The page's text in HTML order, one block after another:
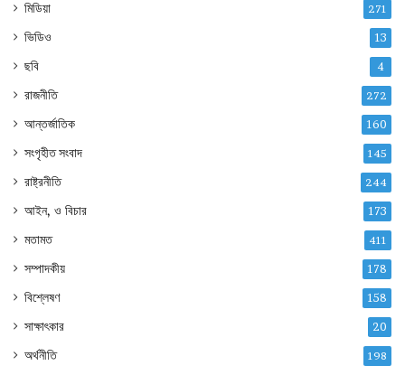
মিডিয়া 271
ভিডিও 13
ছবি 4
রাজনীতি 272
আন্তর্জাতিক 160
সংগৃহীত সংবাদ 145
রাষ্ট্রনীতি 244
আইন, ও বিচার 173
মতামত 411
সম্পাদকীয় 178
বিশ্লেষণ 158
সাক্ষাৎকার 20
অর্থনীতি 198